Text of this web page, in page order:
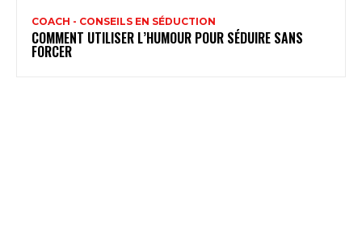
COACH - CONSEILS EN SÉDUCTION
COMMENT UTILISER L’HUMOUR POUR SÉDUIRE SANS
FORCER